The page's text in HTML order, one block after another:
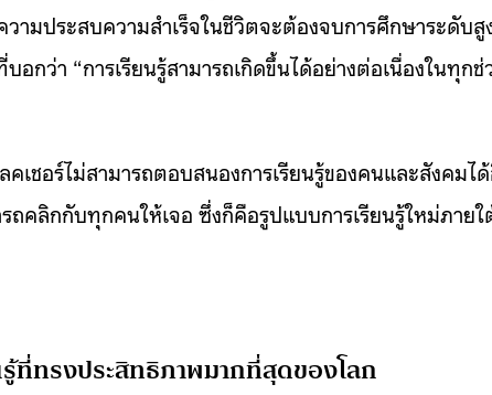
ามประสบความสำเร็จในชีวิตจะต้องจบการศึกษาระดับสู
ว่า “การเรียนรู้สามารถเกิดขึ้นได้อย่างต่อเนื่องในทุกช่
เชอร์ไม่สามารถตอบสนองการเรียนรู้ของคนและสังคมไ
ถคลิกกับทุกคนให้เจอ ซึ่งก็คือรูปแบบการเรียนรู้ใหม่ภาย
ที่ทรงประสิทธิภาพมากที่สุดของโลก